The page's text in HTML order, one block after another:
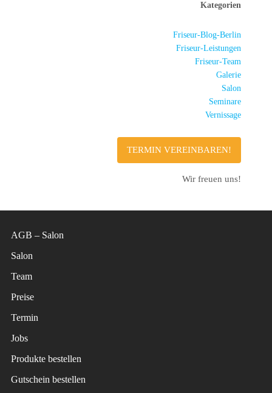
Kategorien
Friseur-Blog-Berlin
Friseur-Leistungen
Friseur-Team
Galerie
Salon
Seminare
Vernissage
TERMIN VEREINBAREN!
Wir freuen uns!
AGB – Salon
Salon
Team
Preise
Termin
Jobs
Produkte bestellen
Gutschein bestellen